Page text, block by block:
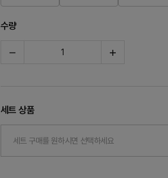
수량
세트 상품
세트 구매를 원하시면 선택하세요